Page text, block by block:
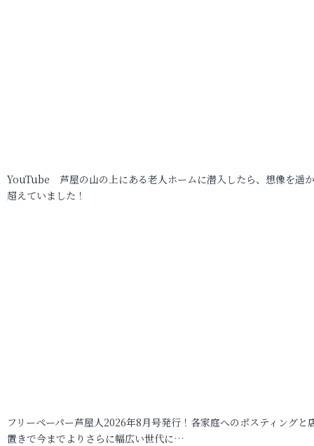
YouTube 芦屋の山の上にある老人ホームに潜入したら、想像を遥
超えていました！
フリーペーパー芦屋人2026年8月号発行！各家庭へのポスティングと
置きで今までよりさらに幅広い世代に…